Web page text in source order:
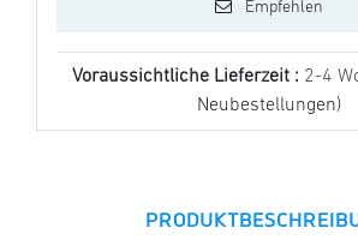
Empfehlen
Voraussichtliche Lieferzeit : 2-4
Neubestellungen)